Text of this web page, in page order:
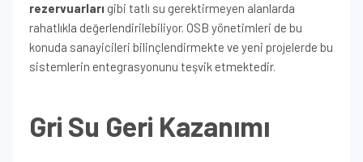
rezervuarları gibi tatlı su gerektirmeyen alanlarda
rahatlıkla değerlendirilebiliyor. OSB yönetimleri de bu
konuda sanayicileri bilinçlendirmekte ve yeni projelerde bu
sistemlerin entegrasyonunu teşvik etmektedir.
Gri Su Geri Kazanımı